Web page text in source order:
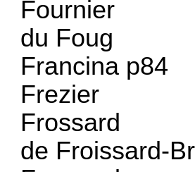
Fournier
du Foug
Francina p84
Frezier
Frossard
de Froissard-